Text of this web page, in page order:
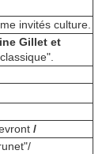
invités culture.
Gillet et
/